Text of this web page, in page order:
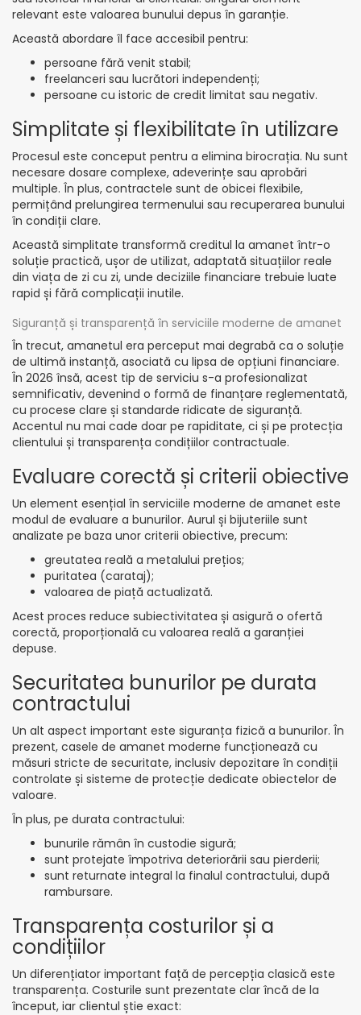
relevant este valoarea bunului depus în garanție.
Această abordare îl face accesibil pentru:
persoane fără venit stabil;
freelanceri sau lucrători independenți;
persoane cu istoric de credit limitat sau negativ.
Simplitate și flexibilitate în utilizare
Procesul este conceput pentru a elimina birocrația. Nu sunt
necesare dosare complexe, adeverințe sau aprobări
multiple. În plus, contractele sunt de obicei flexibile,
permițând prelungirea termenului sau recuperarea bunului
în condiții clare.
Această simplitate transformă creditul la amanet într-o
soluție practică, ușor de utilizat, adaptată situațiilor reale
din viața de zi cu zi, unde deciziile financiare trebuie luate
rapid și fără complicații inutile.
Siguranță și transparență în serviciile moderne de amanet
În trecut, amanetul era perceput mai degrabă ca o soluție
de ultimă instanță, asociată cu lipsa de opțiuni financiare.
În 2026 însă, acest tip de serviciu s-a profesionalizat
semnificativ, devenind o formă de finanțare reglementată,
cu procese clare și standarde ridicate de siguranță.
Accentul nu mai cade doar pe rapiditate, ci și pe protecția
clientului și transparența condițiilor contractuale.
Evaluare corectă și criterii obiective
Un element esențial în serviciile moderne de amanet este
modul de evaluare a bunurilor. Aurul și bijuteriile sunt
analizate pe baza unor criterii obiective, precum:
greutatea reală a metalului prețios;
puritatea (carataj);
valoarea de piață actualizată.
Acest proces reduce subiectivitatea și asigură o ofertă
corectă, proporțională cu valoarea reală a garanției
depuse.
Securitatea bunurilor pe durata
contractului
Un alt aspect important este siguranța fizică a bunurilor. În
prezent, casele de amanet moderne funcționează cu
măsuri stricte de securitate, inclusiv depozitare în condiții
controlate și sisteme de protecție dedicate obiectelor de
valoare.
În plus, pe durata contractului:
bunurile rămân în custodie sigură;
sunt protejate împotriva deteriorării sau pierderii;
sunt returnate integral la finalul contractului, după
rambursare.
Transparența costurilor și a
condițiilor
Un diferențiator important față de percepția clasică este
transparența. Costurile sunt prezentate clar încă de la
început, iar clientul știe exact: